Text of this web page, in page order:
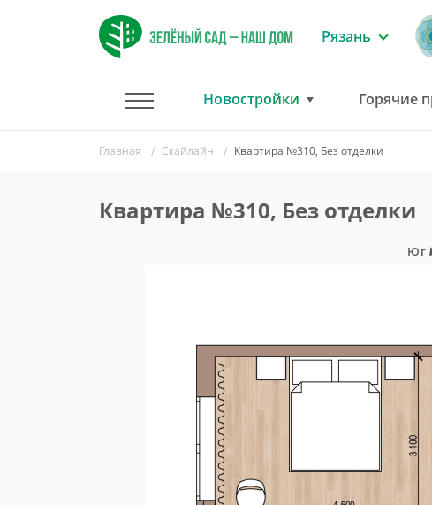
Рязань
Новостройки Горячие
Главная Скайлайн Квартира №310, Без отделки
Квартира №310, Без отделки
Юг